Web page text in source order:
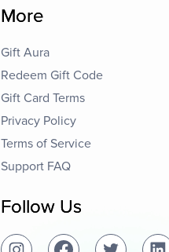
More
Gift Aura
Redeem Gift Code
Gift Card Terms
Privacy Policy
Terms of Service
Support FAQ
Follow Us